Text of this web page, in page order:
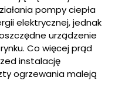
pompy ciepła
elektrycznej, jednak
urządzenie
Co więcej prąd
instalację
ogrzewania maleją